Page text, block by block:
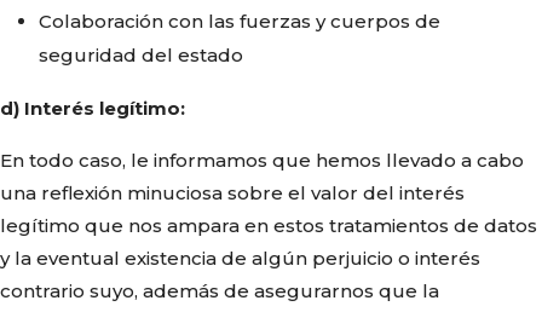
Colaboración con las fuerzas y cuerpos de
seguridad del estado
d) Interés legítimo:
En todo caso, le informamos que hemos llevado a cabo
una reflexión minuciosa sobre el valor del interés
legítimo que nos ampara en estos tratamientos de datos
y la eventual existencia de algún perjuicio o interés
contrario suyo, además de asegurarnos que la